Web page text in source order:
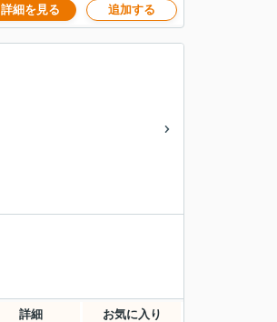
詳細を見る 追加する
詳細 お気に入り